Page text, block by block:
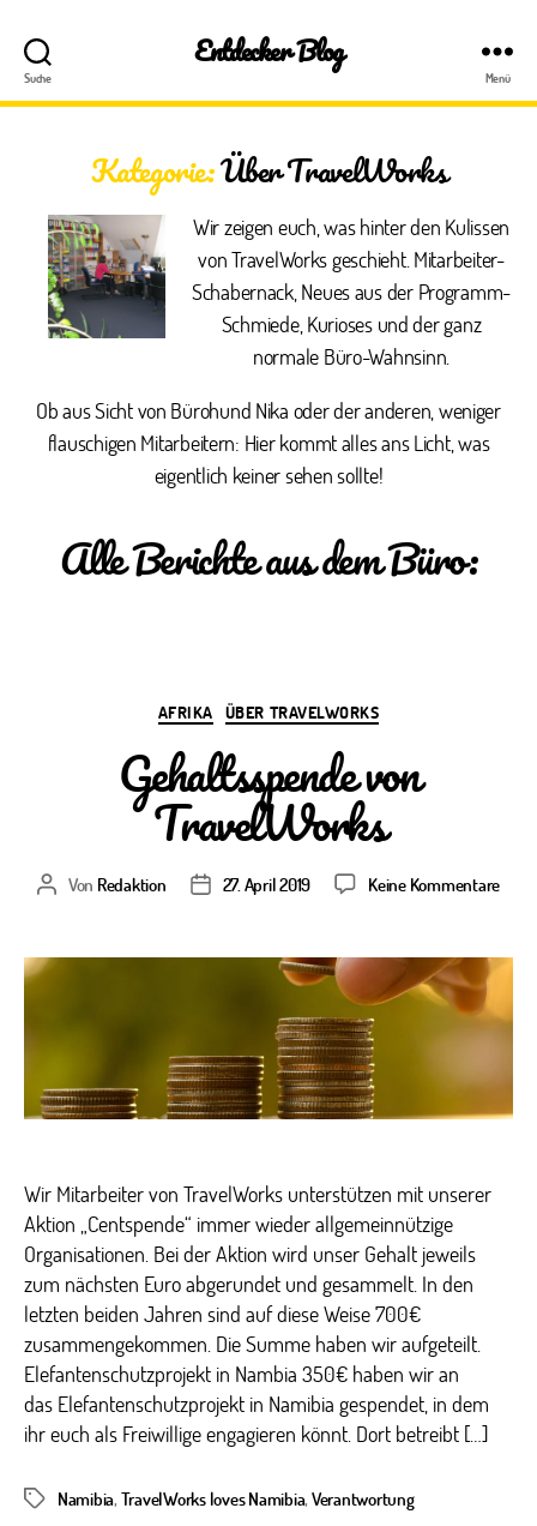
Suche
Entdecker Blog
Menü
Kategorie:Über TravelWorks
Wir zeigen euch, was hinter den Kulissen
von TravelWorks geschieht. Mitarbeiter-
Schabernack, Neues aus der Programm-
Schmiede, Kurioses und der ganz
normale Büro-Wahnsinn.
Ob aus Sicht von Bürohund Nika oder der anderen, weniger
flauschigen Mitarbeitern: Hier kommt alles ans Licht, was
eigentlich keiner sehen sollte!
Alle Berichte aus dem Büro:
Kategorien
AFRIKA ÜBER TRAVELWORKS
Gehaltsspende von
TravelWorks
Beitragsautor
Von Redaktion Veröffentlichungsdatum
27. April 2019 Keine Kommentarezu
Wir Mitarbeiter von TravelWorks unterstützen mit unserer
Aktion „Centspende“ immer wieder allgemeinnützige
Organisationen. Bei der Aktion wird unser Gehalt jeweils
zum nächsten Euro abgerundet und gesammelt. In den
letzten beiden Jahren sind auf diese Weise 700€
zusammengekommen. Die Summe haben wir aufgeteilt.
Elefantenschutzprojekt in Nambia 350€ haben wir an
das Elefantenschutzprojekt in Namibia gespendet, in dem
ihr euch als Freiwillige engagieren könnt. Dort betreibt […]
Schlagwörter
Namibia, TravelWorks loves Namibia, Verantwortung